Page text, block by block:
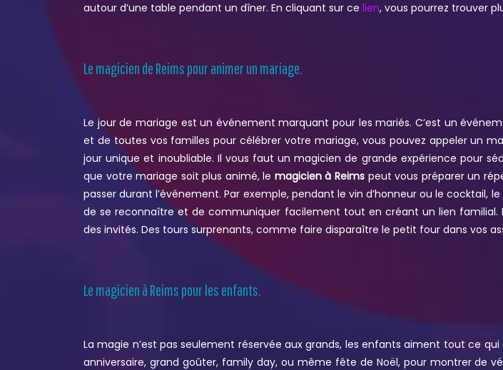
autour d’une table pendant un dîner. En cliquant sur ce lien, vous pourrez trouver
Le magicien de Reims pour animer un mariage.
Le jour de mariage est un événement marquant pour les mariés. C’est un
et de toutes vos familles pour célébrer votre mariage, vous pouvez appeler un
jour unique et inoubliable. Il vous faut un magicien de grande expérience pour
que votre mariage soit plus animé, le magicien à Reims peut vous préparer un
passer durant l’événement. Par exemple, pendant le vin d’honneur ou le cocktail,
de se reconnaître et de communiquer facilement tout en créant un lien
des invités. Des tours surprenants, comme faire disparaître le petit four dans vos
Le magicien à Reims pour les enfants.
La magie n’est pas seulement réservée aux grands, les enfants aiment tout ce qui
anniversaire, grand goûter, family day, ou même fête de Noël, pour montrer de